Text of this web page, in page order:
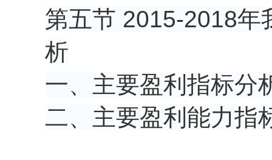
第五节 2015-2018年
析
一、主要盈利指标分
二、主要盈利能力指